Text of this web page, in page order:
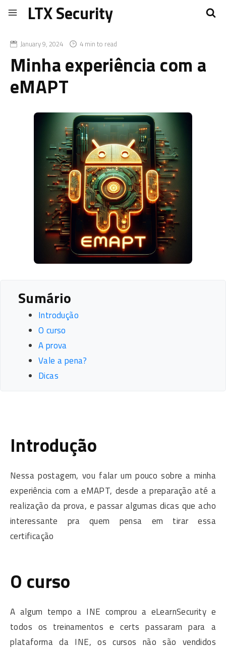
LTX Security
January 9, 2024 4 min to read
Minha experiência com a
eMAPT
Sumário
Introdução
O curso
A prova
Vale a pena?
Dicas
Introdução
Nessa postagem, vou falar um pouco sobre a minha
experiência com a eMAPT, desde a preparação até a
realização da prova, e passar algumas dicas que acho
interessante pra quem pensa em tirar essa
certificação
O curso
A algum tempo a INE comprou a eLearnSecurity e
todos os treinamentos e certs passaram para a
plataforma da INE, os cursos não são vendidos